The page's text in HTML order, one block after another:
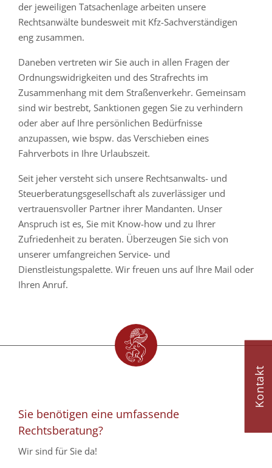
der jeweiligen Tatsachenlage arbeiten unsere
Rechtsanwälte bundesweit mit Kfz-Sachverständigen
eng zusammen.
Daneben vertreten wir Sie auch in allen Fragen der
Ordnungswidrigkeiten und des Strafrechts im
Zusammenhang mit dem Straßenverkehr. Gemeinsam
sind wir bestrebt, Sanktionen gegen Sie zu verhindern
oder aber auf Ihre persönlichen Bedürfnisse
anzupassen, wie bspw. das Verschieben eines
Fahrverbots in Ihre Urlaubszeit.
Seit jeher versteht sich unsere Rechtsanwalts- und
Steuerberatungsgesellschaft als zuverlässiger und
vertrauensvoller Partner ihrer Mandanten. Unser
Anspruch ist es, Sie mit Know-how und zu Ihrer
Zufriedenheit zu beraten. Überzeugen Sie sich von
unserer umfangreichen Service- und
Dienstleistungspalette. Wir freuen uns auf Ihre Mail oder
Ihren Anruf.
Sie benötigen eine umfassende
Rechtsberatung?
Wir sind für Sie da!
Kontakt